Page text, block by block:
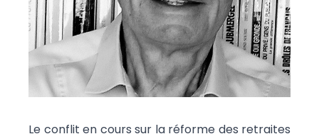
Le conflit en cours sur la réforme des retraites